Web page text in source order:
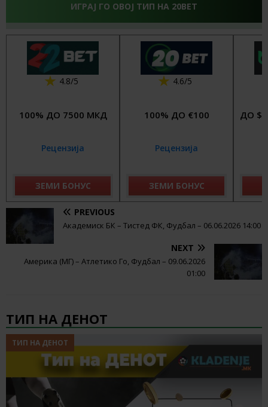
ИГРАЈ ГО ОВОЈ ТИП НА 20BET
4.8/5
100% ДО 7500 МКД
Рецензија
ЗЕМИ БОНУС
4.6/5
100% ДО €100
Рецензија
ЗЕМИ БОНУС
ДО
PREVIOUS
Академиск БК – Тистед ФК, Фудбал – 06.06.2026 14:00
NEXT
Америка (МГ) – Атлетико Го, Фудбал – 09.06.2026
01:00
ТИП НА ДЕНОТ
ТИП НА ДЕНОТ